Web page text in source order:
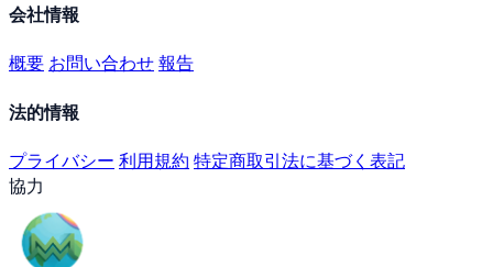
会社情報
概要 お問い合わせ報告
法的情報
プライバシー 利用規約 特定商取引法に基づく表記
協力